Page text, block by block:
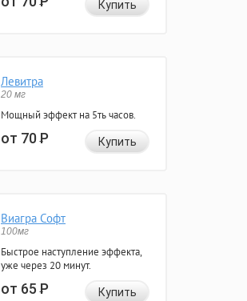
Купить
Левитра
20 мг
Мощный эффект на 5ть часов.
от 70Р Купить
Виагра Софт
100мг
Быстрое наступление эффекта,
уже через 20 минут.
от 65Р Купить